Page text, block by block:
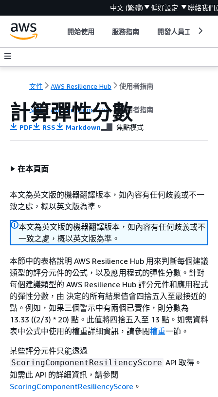
中文 (繁體) 偏好設定 聯絡我們
開始使用 服務指南 開發人員工具
文件 AWS Resilience Hub 使用者指南
文件 AWS Resilience Hub 使用者指南
計算彈性分數
PDF RSS Markdown 焦點模式
在本頁面
本文為英文版的機器翻譯版本，如內容有任何歧義或不一
致之處，概以英文版為準。
本文為英文版的機器翻譯版本，如內容有任何歧義或不
一致之處，概以英文版為準。
本節中的表格說明 AWS Resilience Hub 用來判斷每個建議
類型的評分元件的公式，以及應用程式的彈性分數。針對
每個建議類型的 AWS Resilience Hub 評分元件和應用程式
的彈性分數，由 決定的所有結果值會四捨五入至最接近的
點。例如，如果三個警示中有兩個已實作，則分數為
13.33 ((2/3) * 20) 點。此值將四捨五入至 13 點。如需資料
表中公式中使用的權重詳細資訊，請參閱權重一節。
某些評分元件只能透過
ScoringComponentResiliencyScore API 取得。
如需此 API 的詳細資訊，請參閱
ScoringComponentResiliencyScore 。